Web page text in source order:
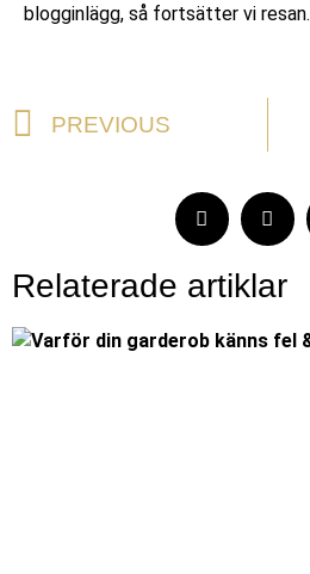
blogginlägg, så fortsätter vi resan.
PREVIOUS
Relaterade artiklar